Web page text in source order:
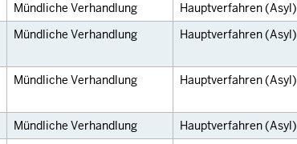
Mündliche Verhandlung Hauptverfahren (Asyl)
Mündliche Verhandlung Hauptverfahren (Asyl)
Mündliche Verhandlung Hauptverfahren (Asyl)
Mündliche Verhandlung Hauptverfahren (Asyl)